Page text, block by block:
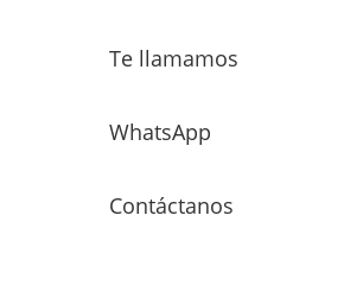
Te llamamos
WhatsApp
Contáctanos